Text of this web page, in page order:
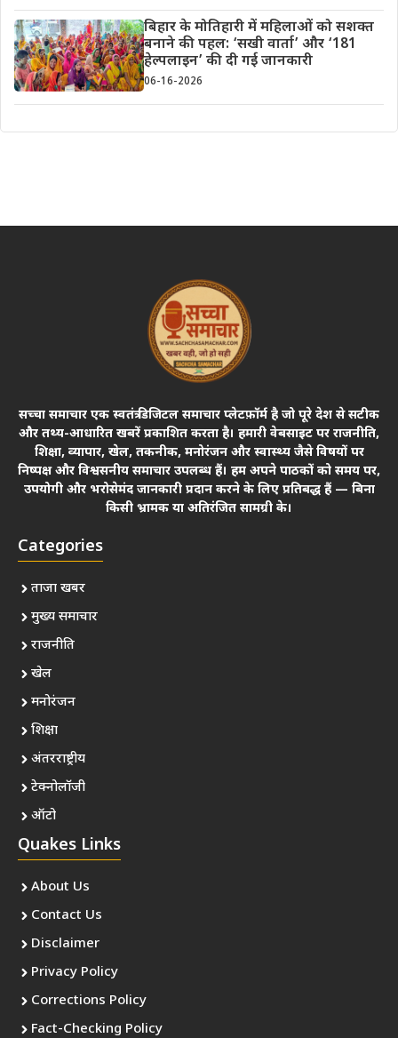
बिहार के मोतिहारी में महिलाओं को सशक्त
बनाने की पहल: ‘सखी वार्ता’ और ‘181
हेल्पलाइन’ की दी गई जानकारी
06-16-2026
सच्चा समाचार एक स्वतंत्र डिजिटल समाचार प्लेटफ़ॉर्म है जो पूरे देश से सटीक
और तथ्य-आधारित खबरें प्रकाशित करता है। हमारी वेबसाइट पर राजनीति,
शिक्षा, व्यापार, खेल, तकनीक, मनोरंजन और स्वास्थ्य जैसे विषयों पर
निष्पक्ष और विश्वसनीय समाचार उपलब्ध हैं। हम अपने पाठकों को समय पर,
उपयोगी और भरोसेमंद जानकारी प्रदान करने के लिए प्रतिबद्ध हैं — बिना
किसी भ्रामक या अतिरंजित सामग्री के।
Categories
ताजा खबर
मुख्य समाचार
राजनीति
खेल
मनोरंजन
शिक्षा
अंतरराष्ट्रीय
टेक्नोलॉजी
ऑटो
Quakes Links
About Us
Contact Us
Disclaimer
Privacy Policy
Corrections Policy
Fact-Checking Policy